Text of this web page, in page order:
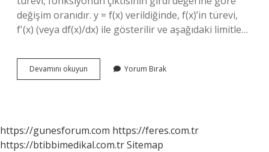
değişim oranıdır. y = f(x) verildiğinde, f(x)’in türevi,
f'(x) (veya df(x)/dx) ile gösterilir ve aşağıdaki limitle…
Devamını okuyun
Türevi
Yorum Bırak
https://gunesforum.com https://feres.com.tr
https://btibbimedikal.com.trSitemap